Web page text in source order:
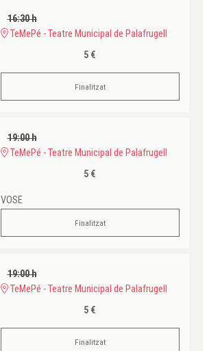
16:30 h
TeMePé - Teatre Municipal de Palafrugell
5 €
Finalitzat
19:00 h
TeMePé - Teatre Municipal de Palafrugell
5 €
VOSE
Finalitzat
19:00 h
TeMePé - Teatre Municipal de Palafrugell
5 €
Finalitzat